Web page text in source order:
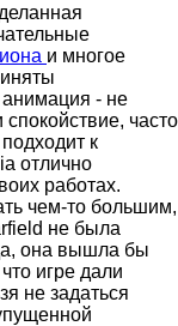
и многое
- не
часто
к
отлично
работах.
чем-то большим,
не была
она вышла бы
игре дали
не задаться